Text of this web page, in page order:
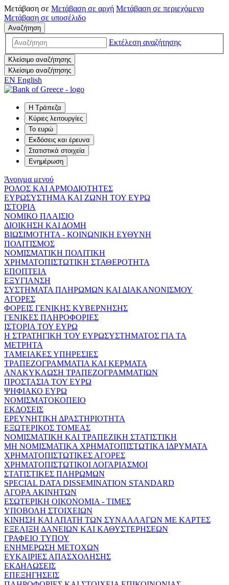
Μετάβαση σε Μετάβαση σε αρχή Μετάβαση σε περιεχόμενο
Μετάβαση σε υποσέλιδο
Αναζήτηση
Εκτέλεση αναζήτησης
Κλείσιμο αναζήτησης
Κλείσιμο αναζήτησης
EN English
Η Τράπεζα
Κύριες λειτουργίες
Το ευρώ
Εκδόσεις και έρευνα
Στατιστικά στοιχεία
Ενημέρωση
Άνοιγμα μενού
ΡΟΛΟΣ ΚΑΙ ΑΡΜΟΔΙΟΤΗΤΕΣ
ΕΥΡΩΣΥΣΤΗΜΑ ΚΑΙ ΖΩΝΗ ΤΟΥ ΕΥΡΩ
ΙΣΤΟΡΙΑ
ΝΟΜΙΚΟ ΠΛΑΙΣΙΟ
ΔΙΟΙΚΗΣΗ ΚΑΙ ΔΟΜΗ
ΒΙΩΣΙΜΟΤΗΤΑ - ΚΟΙΝΩΝΙΚΗ ΕΥΘΥΝΗ
ΠΟΛΙΤΙΣΜΟΣ
ΝΟΜΙΣΜΑΤΙΚΗ ΠΟΛΙΤΙΚΗ
ΧΡΗΜΑΤΟΠΙΣΤΩΤΙΚΗ ΣΤΑΘΕΡΟΤΗΤΑ
ΕΠΟΠΤΕΙΑ
ΕΞΥΓΙΑΝΣΗ
ΣΥΣΤΗΜΑΤΑ ΠΛΗΡΩΜΩΝ ΚΑΙ ΔΙΑΚΑΝΟΝΙΣΜΟΥ
ΑΓΟΡΕΣ
ΦΟΡΕΙΣ ΓΕΝΙΚΗΣ ΚΥΒΕΡΝΗΣΗΣ
ΓΕΝΙΚΕΣ ΠΛΗΡΟΦΟΡΙΕΣ
ΙΣΤΟΡΙΑ ΤΟΥ ΕΥΡΩ
Η ΣΤΡΑΤΗΓΙΚΗ ΤΟΥ ΕΥΡΩΣΥΣΤΗΜΑΤΟΣ ΓΙΑ ΤΑ
ΜΕΤΡΗΤΑ
ΤΑΜΕΙΑΚΕΣ ΥΠΗΡΕΣΙΕΣ
ΤΡΑΠΕΖΟΓΡΑΜΜΑΤΙΑ ΚΑΙ ΚΕΡΜΑΤΑ
ΑΝΑΚΥΚΛΩΣΗ ΤΡΑΠΕΖΟΓΡΑΜΜΑΤΙΩΝ
ΠΡΟΣΤΑΣΙΑ ΤΟΥ ΕΥΡΩ
ΨΗΦΙΑΚΟ ΕΥΡΩ
ΝΟΜΙΣΜΑΤΟΚΟΠΕΙΟ
ΕΚΔΟΣΕΙΣ
ΕΡΕΥΝΗΤΙΚΗ ΔΡΑΣΤΗΡΙΟΤΗΤΑ
ΕΞΩΤΕΡΙΚΟΣ ΤΟΜΕΑΣ
ΝΟΜΙΣΜΑΤΙΚΗ ΚΑΙ ΤΡΑΠΕΖΙΚΗ ΣΤΑΤΙΣΤΙΚΗ
ΜΗ ΝΟΜΙΣΜΑΤΙΚΑ ΧΡΗΜΑΤΟΠΙΣΤΩΤΙΚΑ ΙΔΡΥΜΑΤΑ
ΧΡΗΜΑΤΟΠΙΣΤΩΤΙΚΕΣ ΑΓΟΡΕΣ
ΧΡΗΜΑΤΟΠΙΣΤΩΤΙΚΟΙ ΛΟΓΑΡΙΑΣΜΟΙ
ΣΤΑΤΙΣΤΙΚΕΣ ΠΛΗΡΩΜΩΝ
SPECIAL DATA DISSEMINATION STANDARD
ΑΓΟΡΑ ΑΚΙΝΗΤΩΝ
ΕΣΩΤΕΡΙΚΗ ΟΙΚΟΝΟΜΙΑ - ΤΙΜΕΣ
ΥΠΟΒΟΛΗ ΣΤΟΙΧΕΙΩΝ
ΚΙΝΗΣΗ ΚΑΙ ΑΠΑΤΗ ΤΩΝ ΣΥΝΑΛΛΑΓΩΝ ΜΕ ΚΑΡΤΕΣ
ΕΞΕΛΙΞΗ ΔΑΝΕΙΩΝ ΚΑΙ ΚΑΘΥΣΤΕΡΗΣΕΩΝ
ΓΡΑΦΕΙΟ ΤΥΠΟΥ
ΕΝΗΜΕΡΩΣΗ ΜΕΤΟΧΩΝ
ΕΥΚΑΙΡΙΕΣ ΑΠΑΣΧΟΛΗΣΗΣ
ΕΚΔΗΛΩΣΕΙΣ
ΕΠΕΞΗΓΗΣΕΙΣ